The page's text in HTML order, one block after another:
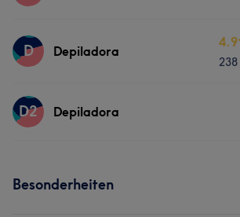
Services
D Depiladora
4.9
Services
Was unsere Kunden über Depiladora
D2 Depiladora
Besonderheiten